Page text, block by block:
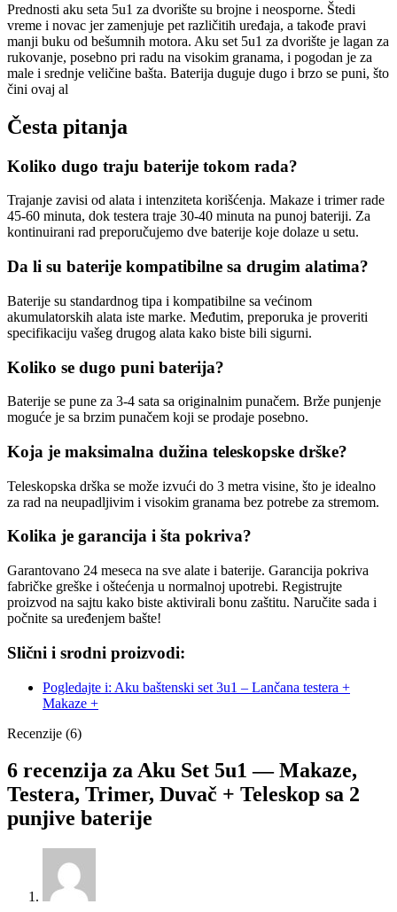
Prednosti aku seta 5u1 za dvorište su brojne i neosporne. Štedi
vreme i novac jer zamenjuje pet različitih uređaja, a takođe pravi
manji buku od bešumnih motora. Aku set 5u1 za dvorište je lagan za
rukovanje, posebno pri radu na visokim granama, i pogodan je za
male i srednje veličine bašta. Baterija duguje dugo i brzo se puni, što
čini ovaj al
Česta pitanja
Koliko dugo traju baterije tokom rada?
Trajanje zavisi od alata i intenziteta korišćenja. Makaze i trimer rade
45-60 minuta, dok testera traje 30-40 minuta na punoj bateriji. Za
kontinuirani rad preporučujemo dve baterije koje dolaze u setu.
Da li su baterije kompatibilne sa drugim alatima?
Baterije su standardnog tipa i kompatibilne sa većinom
akumulatorskih alata iste marke. Međutim, preporuka je proveriti
specifikaciju vašeg drugog alata kako biste bili sigurni.
Koliko se dugo puni baterija?
Baterije se pune za 3-4 sata sa originalnim punačem. Brže punjenje
moguće je sa brzim punačem koji se prodaje posebno.
Koja je maksimalna dužina teleskopske drške?
Teleskopska drška se može izvući do 3 metra visine, što je idealno
za rad na neupadljivim i visokim granama bez potrebe za stremom.
Kolika je garancija i šta pokriva?
Garantovano 24 meseca na sve alate i baterije. Garancija pokriva
fabričke greške i oštećenja u normalnoj upotrebi. Registrujte
proizvod na sajtu kako biste aktivirali bonu zaštitu. Naručite sada i
počnite sa uređenjem bašte!
Slični i srodni proizvodi:
Pogledajte i: Aku baštenski set 3u1 – Lančana testera +
Makaze +
Recenzije (6)
6 recenzija zaAku Set 5u1 — Makaze,
Testera, Trimer, Duvač + Teleskop sa 2
punjive baterije